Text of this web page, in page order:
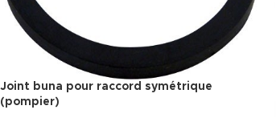
Joint buna pour raccord symétrique
(pompier)